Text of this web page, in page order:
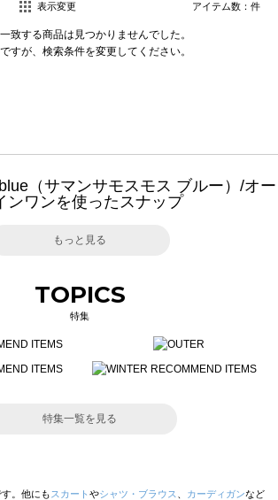
表示変更 アイテム数： 件
致する商品は見つかりませんでした。
すが、検索条件を変更してください。
（サマンサモスモス ブルー）/オー
ンワンを使ったスナップ
もっと見る
TOPICS
特集
特集一覧を見る
。他にも スカート やシャツ・ブラウス カーディガンなど